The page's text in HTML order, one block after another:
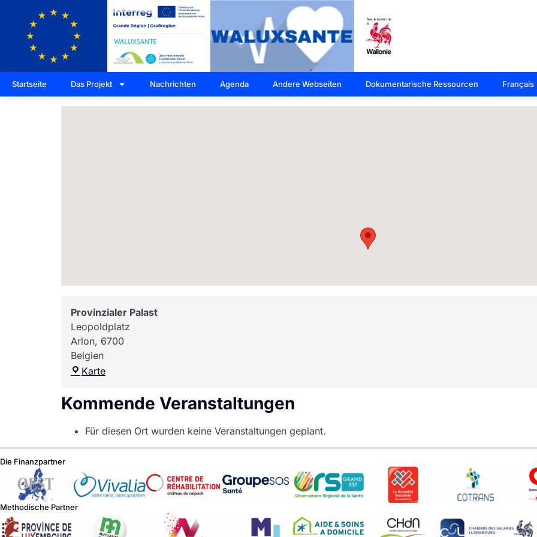
Startseite Das Projekt Nachrichten Agenda Andere Webseiten Dokumentarische Ressourcen Français
Provinzialer Palast
Leopoldplatz
Arlon, 6700
Belgien
Karte
Kommende Veranstaltungen
Für diesen Ort wurden keine Veranstaltungen geplant.
Die Finanzpartner
Methodische Partner